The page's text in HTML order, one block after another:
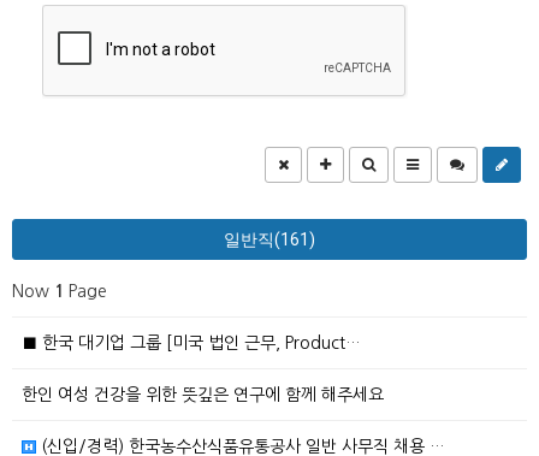
일반직(161)
Now 1 Page
■ 한국 대기업 그룹 [미국 법인 근무, Product…
한인 여성 건강을 위한 뜻깊은 연구에 함께 해주세요
(신입/경력) 한국농수산식품유통공사 일반 사무직 채용 …